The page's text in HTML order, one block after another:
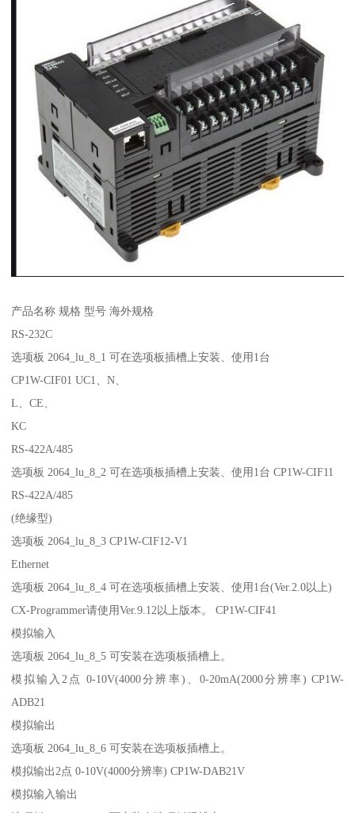
产品名称 规格 型号 海外规格
RS-232C
选项板 2064_lu_8_1 可在选项板插槽上安装、使用1台
CP1W-CIF01 UC1、N、
L、CE、
KC
RS-422A/485
选项板 2064_lu_8_2 可在选项板插槽上安装、使用1台 CP1W-CIF11
RS-422A/485
(绝缘型)
选项板 2064_lu_8_3 CP1W-CIF12-V1
Ethernet
选项板 2064_lu_8_4 可在选项板插槽上安装、使用1台(Ver.2.0以上)
CX-Programmer请使用Ver.9.12以上版本。 CP1W-CIF41
模拟输入
选项板 2064_lu_8_5 可安装在选项板插槽上。
模拟输入2点 0-10V(4000分辨率)、0-20mA(2000分辨率) CP1W-
ADB21
模拟输出
选项板 2064_lu_8_6 可安装在选项板插槽上。
模拟输出2点 0-10V(4000分辨率) CP1W-DAB21V
模拟输入输出